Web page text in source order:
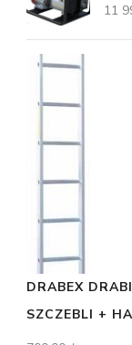
11
DRABEX
SZCZEBLI +